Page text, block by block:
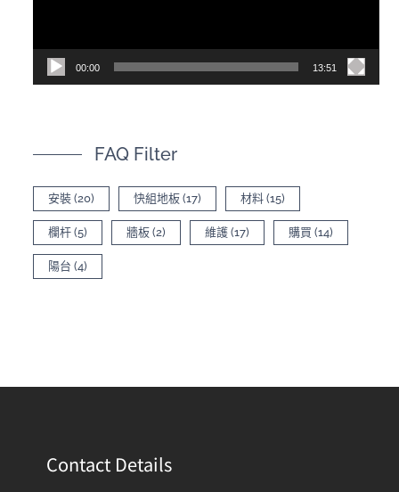
00:00 13:51
FAQ Filter
安裝 (20) 快組地板 (17) 材料 (15)
欄杆 (5) 牆板 (2) 維護 (17) 購買 (14)
陽台 (4)
Contact Details